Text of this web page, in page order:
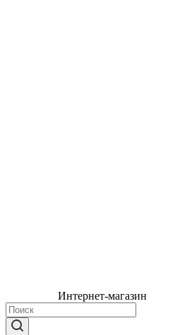
Интернет-магазин